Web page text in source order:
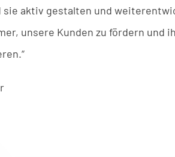
sie aktiv gestalten und
, unsere Kunden zu fördern und